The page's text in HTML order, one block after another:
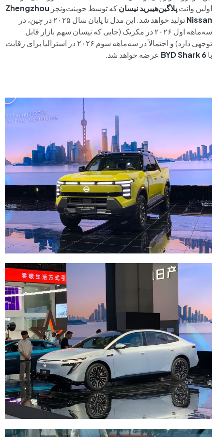
اولین وانتپلاگین‌هیبرید نیسانکه توسط جوینت‌ونچر Zhengzhou
Nissan
تولید خواهد شد. این مدل تا پایان سال ۲۰۲۵ در چین، در
سه‌ماهه اول ۲۰۲۶ در مکزیک (جایی که نیسان سهم بازار قابل
توجهی دارد) و احتمالاً در سه‌ماهه سوم ۲۰۲۶ در استرالیا برای رقابت
با
عرضه خواهد شد.